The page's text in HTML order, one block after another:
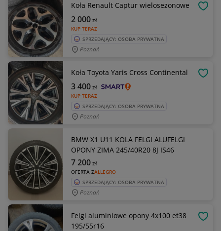
Koła Renault Captur wielosezonowe
KUP TERAZ
2 000zł
SPRZEDAJĄCY: OSOBA PRYWATNA
Poznań
Koła Toyota Yaris Cross Continental
KUP TERAZ
3 400zł
SPRZEDAJĄCY: OSOBA PRYWATNA
Poznań
BMW X1 U11 KOLA FELGI ALUFELGI
OPONY ZIMA 245/40R20 8J IS46
OFERTA ZALLEGRO
7 200zł
SPRZEDAJĄCY: OSOBA PRYWATNA
Poznań
Felgi aluminiowe opony 4x100 et38
195/55r16